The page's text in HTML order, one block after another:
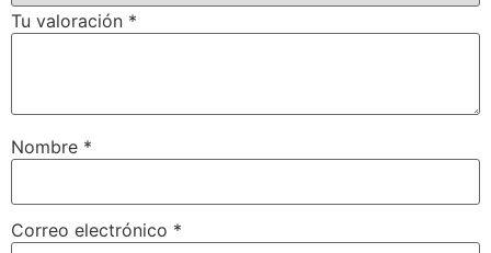
Tu valoración *
Nombre *
Correo electrónico *